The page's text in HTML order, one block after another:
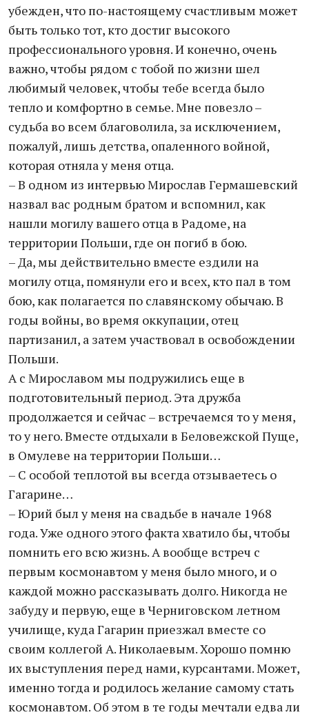
убежден, что по-настоящему счастливым может
быть только тот, кто достиг высокого
профессионального уровня. И конечно, очень
важно, чтобы рядом с тобой по жизни шел
любимый человек, чтобы тебе всегда было
тепло и комфортно в семье. Мне повезло –
судьба во всем благоволила, за исключением,
пожалуй, лишь детства, опаленного войной,
которая отняла у меня отца.
– В одном из интервью Мирослав Гермашевский
назвал вас родным братом и вспомнил, как
нашли могилу вашего отца в Радоме, на
территории Польши, где он погиб в бою.
– Да, мы действительно вместе ездили на
могилу отца, помянули его и всех, кто пал в том
бою, как полагается по славянскому обычаю. В
годы войны, во время оккупации, отец
партизанил, а затем участвовал в освобождении
Польши.
А с Мирославом мы подружились еще в
подготовительный период. Эта дружба
продолжается и сейчас – встречаемся то у меня,
то у него. Вместе отдыхали в Беловежской Пуще,
в Омулеве на территории Польши…
– С особой теплотой вы всегда отзываетесь о
Гагарине…
– Юрий был у меня на свадьбе в начале 1968
года. Уже одного этого факта хватило бы, чтобы
помнить его всю жизнь. А вообще встреч с
первым космонавтом у меня было много, и о
каждой можно рассказывать долго. Никогда не
забуду и первую, еще в Черниговском летном
училище, куда Гагарин приезжал вместе со
своим коллегой А. Николаевым. Хорошо помню
их выступления перед нами, курсантами. Может,
именно тогда и родилось желание самому стать
космонавтом. Об этом в те годы мечтали едва ли